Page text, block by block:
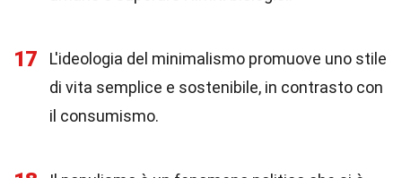
17
L'ideologia del minimalismo promuove uno stile
di vita semplice e sostenibile, in contrasto con
il consumismo.